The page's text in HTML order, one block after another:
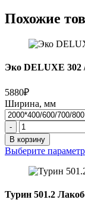
Похожие
Эко DELUXE 302
5880₽
Ширина, мм
Количество
товара
Эко
DELUXE
белый
бъянко
-
В корзину
Выберите
Турин 501.2